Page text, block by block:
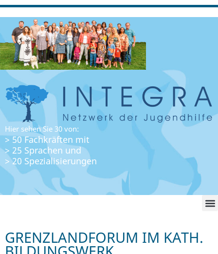
Hier sehen Sie 30 von:
> 50 Fachkräften mit
> 25 Sprachen und
> 20 Spezialisierungen
GRENZLANDFORUM IM KATH.